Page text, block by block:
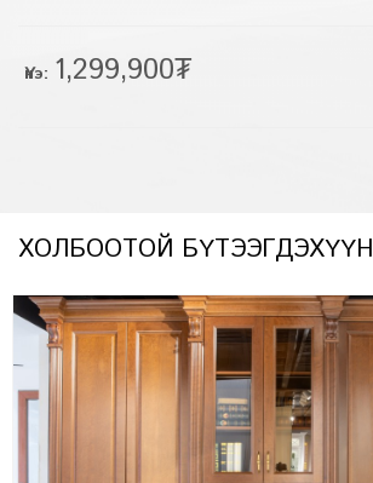
Үнэ: 1,299,900₮
ХОЛБООТОЙ БҮТЭЭГДЭХҮҮН